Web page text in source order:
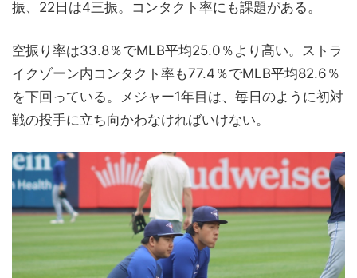
振、22日は4三振。コンタクト率にも課題がある。
空振り率は33.8％でMLB平均25.0％より高い。ストラ
イクゾーン内コンタクト率も77.4％でMLB平均82.6％
を下回っている。メジャー1年目は、毎日のように初対
戦の投手に立ち向かわなければいけない。